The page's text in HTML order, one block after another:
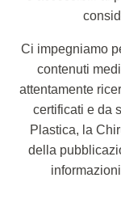
Ci impegniamo
contenuti
attentamente
certificati e da
Plastica, la
della